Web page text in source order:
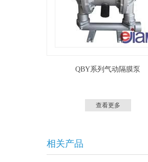
QBY系列气动隔膜泵
查看更多
相关产品